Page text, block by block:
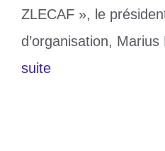
ZLECAF », le
d’organisation,
suite